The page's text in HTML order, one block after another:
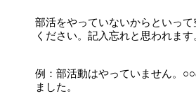
部活をやっていないからといっ
ください。記入忘れと思われます
例：部活動はやっていません。
ました。